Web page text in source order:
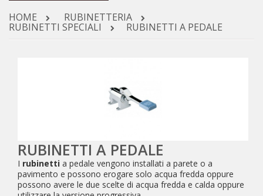
HOME RUBINETTERIA
RUBINETTI SPECIALI RUBINETTI A PEDALE
RUBINETTI A PEDALE
I rubinetti a pedale vengono installati a parete o a
pavimento e possono erogare solo acqua fredda oppure
possono avere le due scelte di acqua fredda e calda oppure